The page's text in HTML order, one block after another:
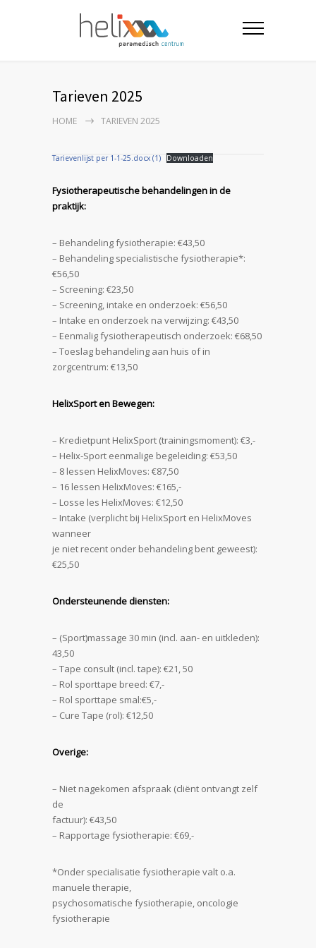
Tarieven 2025
HOME TARIEVEN 2025
Tarievenlijst per 1-1-25.docx (1) Downloaden
Fysiotherapeutische behandelingen in de
praktijk:
– Behandeling fysiotherapie: €43,50
– Behandeling specialistische fysiotherapie*:
€56,50
– Screening: €23,50
– Screening, intake en onderzoek: €56,50
– Intake en onderzoek na verwijzing: €43,50
– Eenmalig fysiotherapeutisch onderzoek: €68,50
– Toeslag behandeling aan huis of in
zorgcentrum: €13,50
HelixSport en Bewegen:
– Kredietpunt HelixSport (trainingsmoment): €3,-
– Helix-Sport eenmalige begeleiding: €53,50
– 8 lessen HelixMoves: €87,50
– 16 lessen HelixMoves: €165,-
– Losse les HelixMoves: €12,50
– Intake (verplicht bij HelixSport en HelixMoves
wanneer
je niet recent onder behandeling bent geweest):
€25,50
Ondersteunende diensten:
– (Sport)massage 30 min (incl. aan- en uitkleden):
43,50
– Tape consult (incl. tape): €21, 50
– Rol sporttape breed: €7,-
– Rol sporttape smal:€5,-
– Cure Tape (rol): €12,50
Overige:
– Niet nagekomen afspraak (cliënt ontvangt zelf
de
factuur): €43,50
– Rapportage fysiotherapie: €69,-
*Onder specialisatie fysiotherapie valt o.a.
manuele therapie,
psychosomatische fysiotherapie, oncologie
fysiotherapie